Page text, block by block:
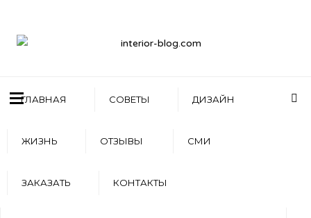
ГЛАВНАЯ СОВЕТЫ ДИЗАЙН
ЖИЗНЬ ОТЗЫВЫ СМИ
ЗАКАЗАТЬ КОНТАКТЫ